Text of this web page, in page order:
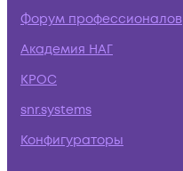
Форум профессионалов
Академия НАГ
КРОС
snr.systems
Конфигураторы